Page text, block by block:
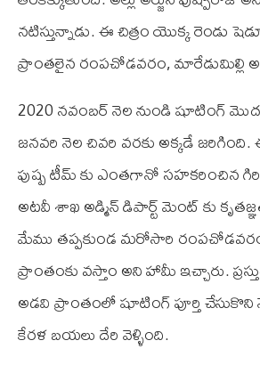
నటిస్తున్నాడు. ఈ చిత్రం యొక్క రెండు
ప్రాంతలైన రంపచోడవరం, మారేడుమిల్లి
2020 నవంబర్ నెల నుండి షూటింగ్
జనవరి నెల చివరి వరకు అక్కడే
పుష్ప టీమ్ కు ఎంతగానో సహకరించిన
అటవీ శాఖ అడ్మిన్ డిపార్ట్ మెంట్ కు
మేము తప్పకుండ మరోసారి
ప్రాంతంకు వస్తాం అని హామీ ఇచ్చారు.
అడవి ప్రాంతంలో షూటింగ్ పూర్తి చేసుకొని
కేరళ బయలు దేరి వెళ్ళింది.